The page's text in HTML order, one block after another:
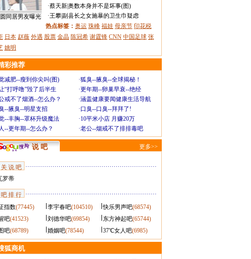
同居男友曝光
·蔡天新|奥数本身并不是坏事(图)
·王攀|副县长之女施暴的卫生巾疑虑
热点标签： 奥运 珠峰 福娃 母亲节 印花税
日本 赵薇 外遇 股票 金晶 陈冠希 谢霆锋 CNN 中国足球 张
姚明
彩推荐
减肥--瘦到你尖叫(图) ·狐臭--腋臭--全球揭秘！
“打呼噜”毁了后半生 ·更年期--卵巢早衰--绝经
戒不了烟酒--怎么办？ ·涵盖健康要闻健康生活导航
--腋臭--明星支招 ·口臭--口臭--拜拜了!
--丰胸--罩杯升级魔法 ·10平米小店 月赚20万
--更年期--怎么办？ ·老公--烟戒不了排排毒吧
说 吧 更多>>
说 吧
罗蒂
排 行
指数(77445) 李宇春吧(104510) 快乐男声吧(68574)
吧(41523) 刘德华吧(69854) 东方神起吧(65744)
吧(68789) 婚姻吧(78544) 37℃女人吧(6985)
狐商机